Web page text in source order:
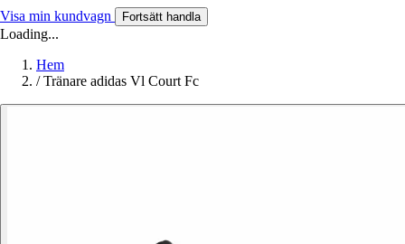
Visa min kundvagn Fortsätt handla
Loading...
Hem
/ Tränare adidas Vl Court Fc